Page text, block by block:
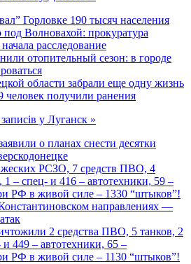
Горловке 190 тысяч населения
под Волновахой: прокуратура
расследование
отопительный сезон: в городе
области забрали еще одну жизнь
человек получили ранения
у Луганск »
о планах снести десятки
РСЗО, 7 средств ПВО, 4
1 – спец- и 416 – автотехники, 59 –
РФ в живой силе – 1330 “штыков”!
направлениях —
2 средства ПВО, 5 танков, 2
449 – автотехники, 65 –
РФ в живой силе – 1130 “штыков”!